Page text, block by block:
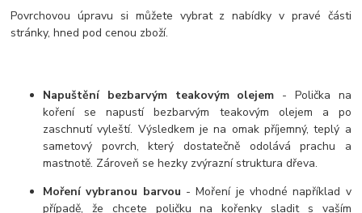
Povrchovou úpravu si můžete vybrat z nabídky v pravé části
stránky, hned pod cenou zboží.
Napuštění bezbarvým teakovým olejem - Polička na
koření se napustí bezbarvým teakovým olejem a po
zaschnutí vyleští. Výsledkem je na omak příjemný, teplý a
sametový povrch, který dostatečně odolává prachu a
mastnotě. Zároveň se hezky zvýrazní struktura dřeva.
Moření vybranou barvou - Moření je vhodné například v
případě, že chcete poličku na kořenky sladit s vaším